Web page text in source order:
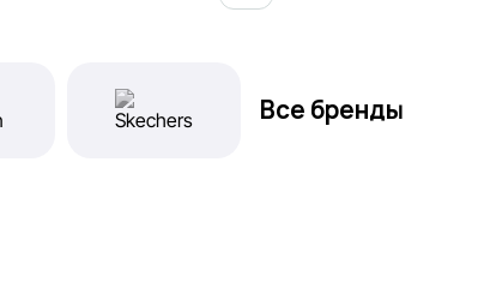
Все бренды